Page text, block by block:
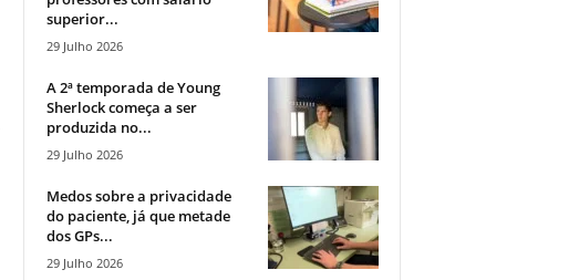
superior...
29 Julho 2026
A 2ª temporada de Young
Sherlock começa a ser
produzida no...
29 Julho 2026
Medos sobre a privacidade
do paciente, já que metade
dos GPs...
29 Julho 2026